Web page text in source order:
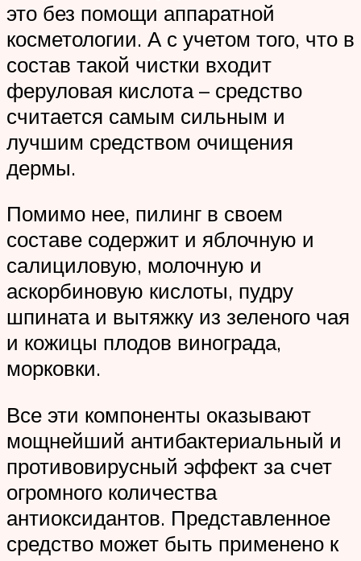
это без помощи аппаратной
косметологии. А с учетом того, что в
состав такой чистки входит
феруловая кислота – средство
считается самым сильным и
лучшим средством очищения
дермы.
Помимо нее, пилинг в своем
составе содержит и яблочную и
салициловую, молочную и
аскорбиновую кислоты, пудру
шпината и вытяжку из зеленого чая
и кожицы плодов винограда,
морковки.
Все эти компоненты оказывают
мощнейший антибактериальный и
противовирусный эффект за счет
огромного количества
антиоксидантов. Представленное
средство может быть применено к